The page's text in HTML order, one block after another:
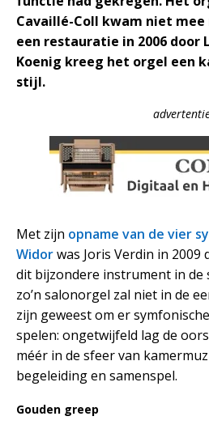
Cavaillé-Coll kwam niet mee
een restauratie in 2006 door
Koenig kreeg het orgel een
stijl.
Met zijn opname van de vier
Widorwas Joris Verdin in
dit bijzondere instrument in
zo’n salonorgel zal niet in de
zijn geweest om er
spelen: ongetwijfeld lag de
méér in de sfeer van
begeleiding en samenspel.
Gouden greep